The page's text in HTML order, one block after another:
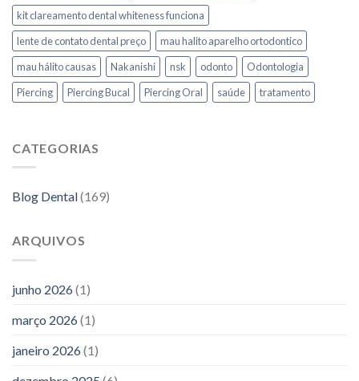
kit clareamento dental whiteness funciona
lente de contato dental preço
mau halito aparelho ortodontico
mau hálito causas
Nakanishi nsk odonto
Odontologia
Piercing
Piercing Bucal Piercing Oral saúde tratamento
CATEGORIAS
Blog Dental(169)
ARQUIVOS
junho 2026(1)
março 2026(1)
janeiro 2026(1)